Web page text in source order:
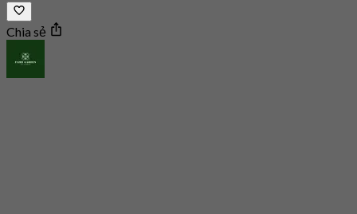
Chia sẻ